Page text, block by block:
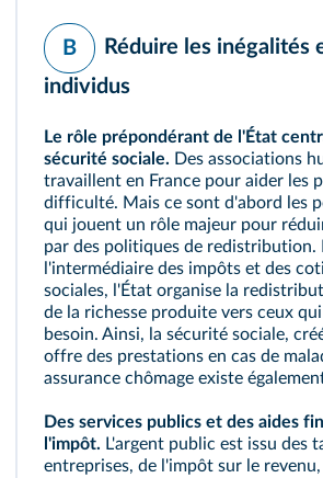
B
Réduire les inégalités
individus
Le rôle prépondérant de l'État
sécurité sociale. Des associations
travaillent en France pour aider les
difficulté. Mais ce sont d'abord les
qui jouent un rôle majeur pour
par des politiques de redistribution.
l'intermédiaire des impôts et des
sociales, l'État organise la
de la richesse produite vers ceux
besoin. Ainsi, la sécurité sociale,
offre des prestations en cas de
assurance chômage existe
Des services publics et des aides
l'impôt. L'argent public est issu des
entreprises, de l'impôt sur le